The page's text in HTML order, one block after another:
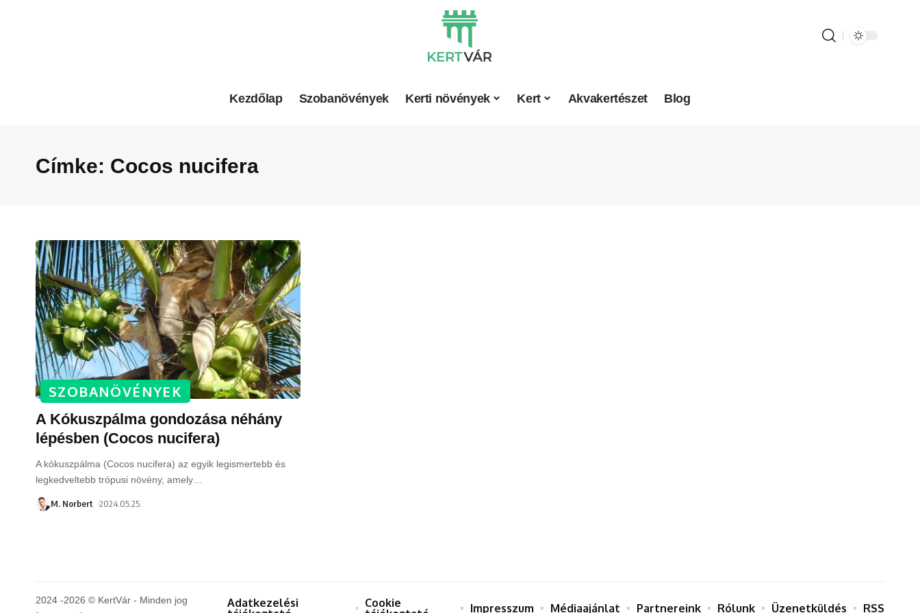
Kezdőlap Szobanövények Kerti növények Kert Akvakertészet Blog
Címke: Cocos nucifera
SZOBANÖVÉNYEK
A Kókuszpálma gondozása néhány
lépésben (Cocos nucifera)
A kókuszpálma (Cocos nucifera) az egyik legismertebb és
legkedveltebb trópusi növény, amely
M. Norbert 2024.05.25.
2024 -2026 © KertVár - Minden jog
Adatkezelési
Cookie
Impresszum Médiaajánlat Partnereink Rólunk Üzenetküldés RSS